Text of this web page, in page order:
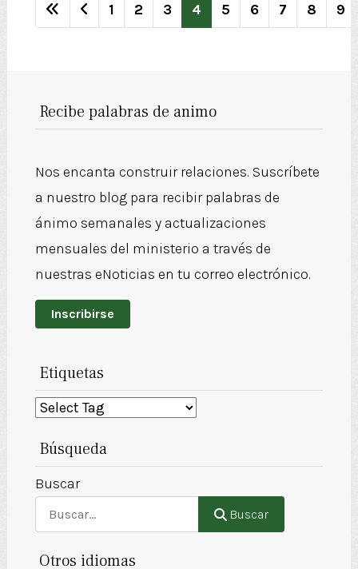
Página 4 de 809
1 2 3 4 5 6 7 8 9
Recibe palabras de animo
Nos encanta construir relaciones. Suscríbete
a nuestro blog para recibir palabras de
ánimo semanales y actualizaciones
mensuales del ministerio a través de
nuestras eNoticias en tu correo electrónico.
Inscribirse
Etiquetas
Búsqueda
Buscar
Buscar
Otros idiomas